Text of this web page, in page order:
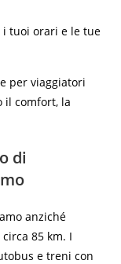
i tuoi orari e le tue
per viaggiatori
il comfort, la
di
anziché
85 km. I
e treni con